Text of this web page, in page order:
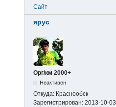
Сайт
ярус
Орг/км 2000+
Неактивен
Откуда: Краснообск
Зарегистрирован: 2013-10-03